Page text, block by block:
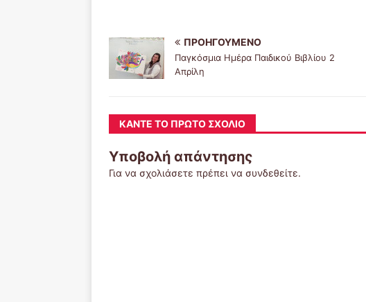
ΠΡΟΗΓΟΎΜΕΝΟ
Παγκόσμια Ημέρα Παιδικού Βιβλίου 2
Απρίλη
ΚΆΝΤΕ ΤΟ ΠΡΏΤΟ ΣΧΌΛΙΟ
Υποβολή απάντησης
Για να σχολιάσετε πρέπει να συνδεθείτε.